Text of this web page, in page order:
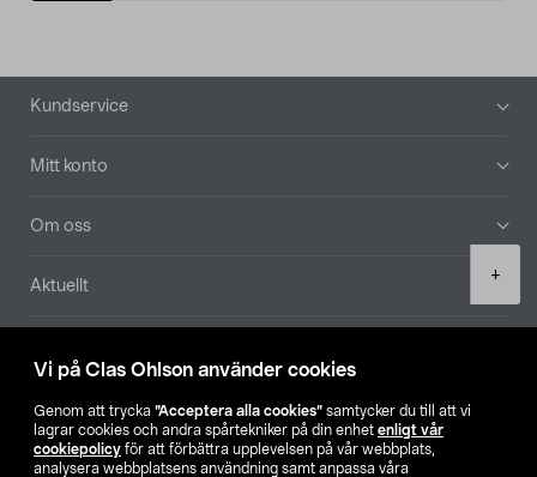
Vi på Clas Ohlson använder cookies
Genom att trycka ”Acceptera alla cookies” samtycker du till att vi
lagrar cookies och andra spårtekniker på din enhet enligt vår
cookiepolicy för att förbättra upplevelsen på vår webbplats,
analysera webbplatsens användning samt anpassa våra
+
Sidfot
Kundservice
Mitt konto
Om oss
Aktuellt
Hitta butik
SE NO FI